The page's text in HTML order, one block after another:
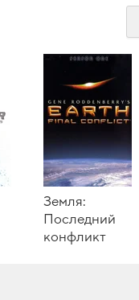
Земля:
Последний
конфликт